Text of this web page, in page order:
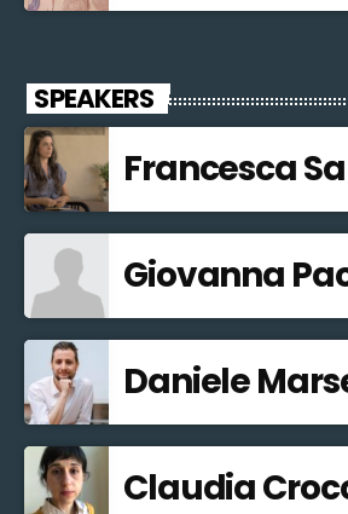
SPEAKERS
Francesca
Giovanna
Daniele
Claudia